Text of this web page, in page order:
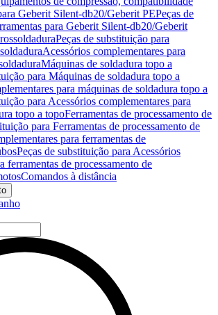
Geberit Silent-db20/Geberit PEPeças de
para Geberit Silent-db20/Geberit
Peças de substituição para
Acessórios complementares para
Máquinas de soldadura topo a
para Máquinas de soldadura topo a
para máquinas de soldadura topo a
para Acessórios complementares para
topo a topoFerramentas de processamento de
para Ferramentas de processamento de
para ferramentas de
Peças de substituição para Acessórios
ferramentas de processamento de
Comandos à distância